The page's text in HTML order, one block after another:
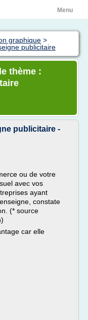
Menu
graphique >
publicitaire
thème :
publicitaire -
ou de votre
avec vos
ayant
constate
(* source
car elle